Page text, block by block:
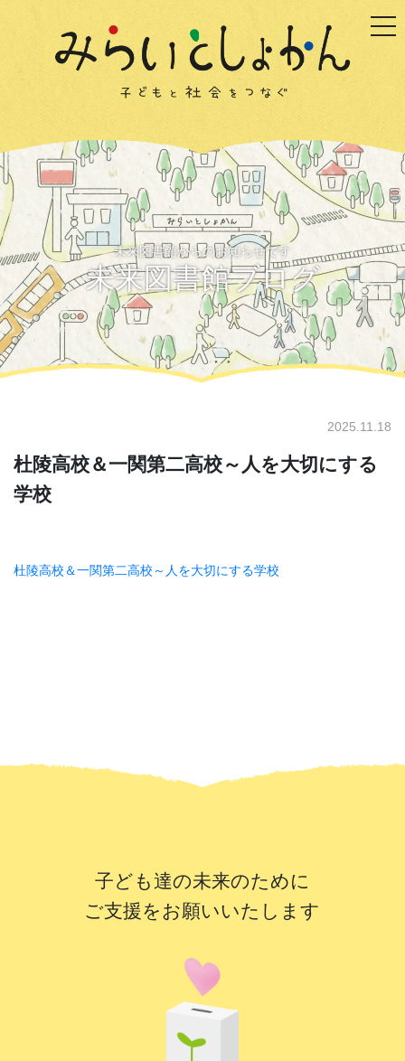
未来図書館からのお知らせです
未来図書館ブログ
2025.11.18
杜陵高校＆一関第二高校～人を大切にする
学校
杜陵高校＆一関第二高校～人を大切にする学校
子ども達の未来のために
ご支援をお願いいたします